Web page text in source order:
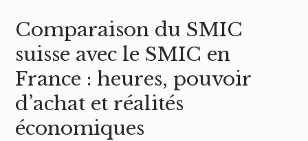
Comparaison du SMIC
suisse avec le SMIC en
France : heures, pouvoir
d’achat et réalités
économiques